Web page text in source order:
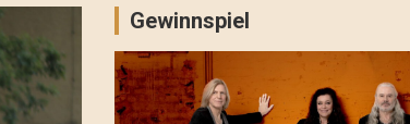
Gewinnspiel